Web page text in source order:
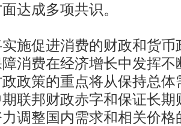
达成多项共识。
促进消费的财政和货币
消费在经济增长中发挥不
政策的重点将从保持总
联邦财政赤字和保证长期
调整国内需求和相关价格